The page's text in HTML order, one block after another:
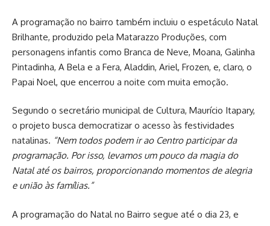
A programação no bairro também incluiu o espetáculo Natal
Brilhante, produzido pela Matarazzo Produções, com
personagens infantis como Branca de Neve, Moana, Galinha
Pintadinha, A Bela e a Fera, Aladdin, Ariel, Frozen, e, claro, o
Papai Noel, que encerrou a noite com muita emoção.
Segundo o secretário municipal de Cultura, Maurício Itapary,
o projeto busca democratizar o acesso às festividades
natalinas. “Nem todos podem ir ao Centro participar da
programação. Por isso, levamos um pouco da magia do
Natal até os bairros, proporcionando momentos de alegria
e união às famílias.”
A programação do Natal no Bairro segue até o dia 23, e